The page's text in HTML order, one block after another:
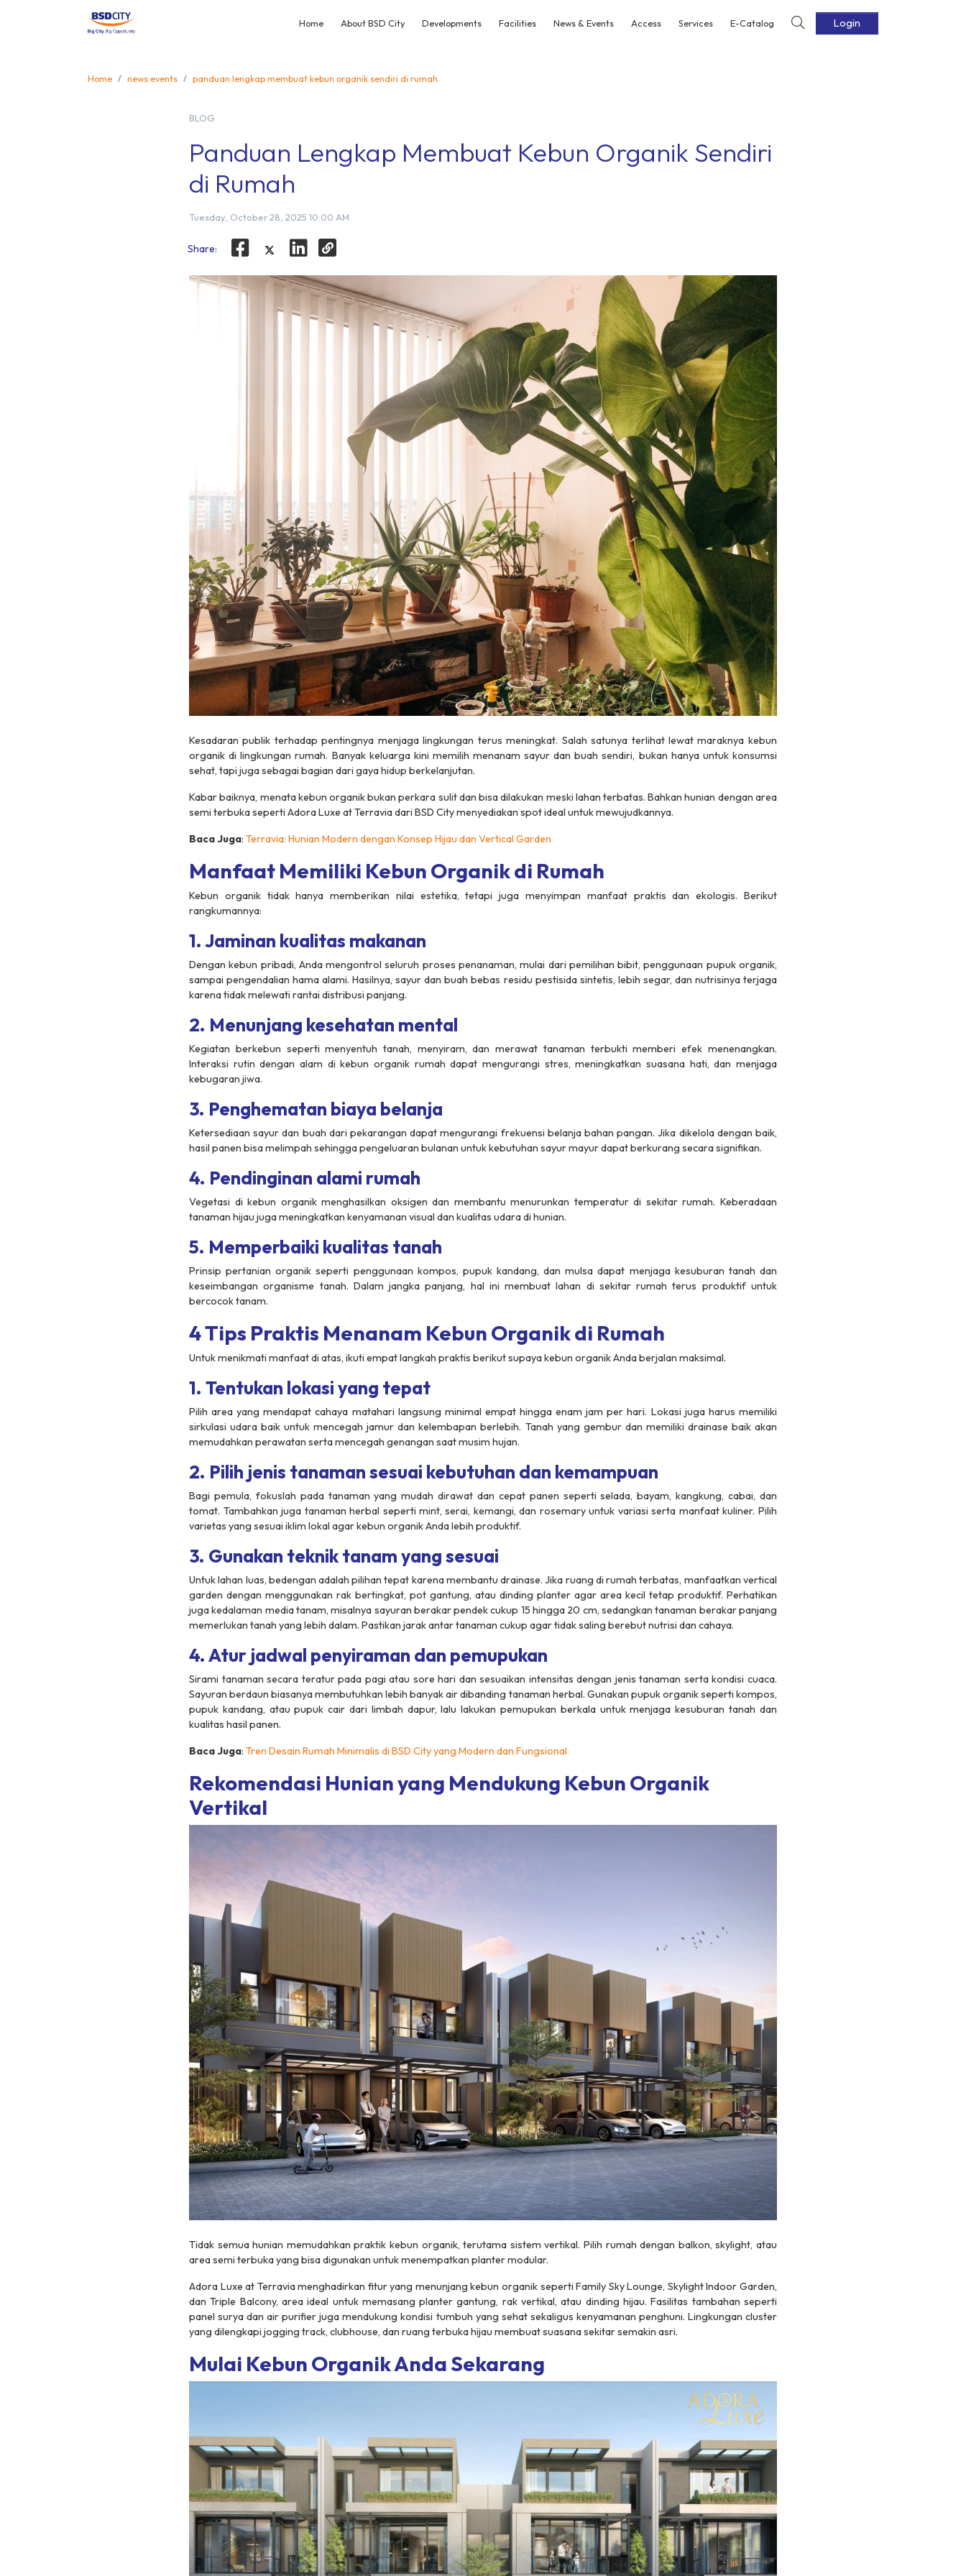
Home About BSD City Developments Facilities News & Events Access Services E-Catalog Login
Home news events panduan lengkap membuat kebun organik sendiri di rumah
BLOG
Panduan Lengkap Membuat Kebun Organik Sendiri
di Rumah
Tuesday, October 28, 2025 10:00 AM
Share:
Kesadaran publik terhadap pentingnya menjaga lingkungan terus meningkat. Salah satunya terlihat lewat maraknya kebun
organik di lingkungan rumah. Banyak keluarga kini memilih menanam sayur dan buah sendiri, bukan hanya untuk konsumsi
sehat, tapi juga sebagai bagian dari gaya hidup berkelanjutan.
Kabar baiknya, menata kebun organik bukan perkara sulit dan bisa dilakukan meski lahan terbatas. Bahkan hunian dengan area
semi terbuka sepertiAdora Luxe at Terraviadari BSD City menyediakan spot ideal untuk mewujudkannya.
Baca Juga:Terravia: Hunian Modern dengan Konsep Hijau dan Vertical Garden
Manfaat Memiliki Kebun Organik di Rumah
Kebun organik tidak hanya memberikan nilai estetika, tetapi juga menyimpan manfaat praktis dan ekologis. Berikut
rangkumannya:
1. Jaminan kualitas makanan
Dengan kebun pribadi, Anda mengontrol seluruh proses penanaman, mulai dari pemilihan bibit, penggunaan pupuk organik,
sampai pengendalian hama alami. Hasilnya, sayur dan buah bebas residu pestisida sintetis, lebih segar, dan nutrisinya terjaga
karena tidak melewati rantai distribusi panjang.
2. Menunjang kesehatan mental
Kegiatan berkebun seperti menyentuh tanah, menyiram, dan merawat tanaman terbukti memberi efek menenangkan.
Interaksi rutin dengan alam di kebun organik rumah dapat mengurangi stres, meningkatkan suasana hati, dan menjaga
kebugaran jiwa.
3. Penghematan biaya belanja
Ketersediaan sayur dan buah dari pekarangan dapat mengurangi frekuensi belanja bahan pangan. Jika dikelola dengan baik,
hasil panen bisa melimpah sehingga pengeluaran bulanan untuk kebutuhan sayur mayur dapat berkurang secara signifikan.
4. Pendinginan alami rumah
Vegetasi di kebun organik menghasilkan oksigen dan membantu menurunkan temperatur di sekitar rumah. Keberadaan
tanaman hijau juga meningkatkan kenyamanan visual dan kualitas udara di hunian.
5. Memperbaiki kualitas tanah
Prinsip pertanian organik seperti penggunaan kompos, pupuk kandang, dan mulsa dapat menjaga kesuburan tanah dan
keseimbangan organisme tanah. Dalam jangka panjang, hal ini membuat lahan di sekitar rumah terus produktif untuk
bercocok tanam.
4 Tips Praktis Menanam Kebun Organik di Rumah
Untuk menikmati manfaat di atas, ikuti empat langkah praktis berikut supaya kebun organik Anda berjalan maksimal.
1. Tentukan lokasi yang tepat
Pilih area yang mendapat cahaya matahari langsung minimal empat hingga enam jam per hari. Lokasi juga harus memiliki
sirkulasi udara baik untuk mencegah jamur dan kelembapan berlebih. Tanah yang gembur dan memiliki drainase baik akan
memudahkan perawatan serta mencegah genangan saat musim hujan.
2. Pilih jenis tanaman sesuai kebutuhan dan kemampuan
Bagi pemula, fokuslah pada tanaman yang mudah dirawat dan cepat panen seperti selada, bayam, kangkung, cabai, dan
tomat. Tambahkan juga tanaman herbal seperti mint, serai, kemangi, dan rosemary untuk variasi serta manfaat kuliner. Pilih
varietas yang sesuai iklim lokal agar kebun organik Anda lebih produktif.
3. Gunakan teknik tanam yang sesuai
Untuk lahan luas, bedengan adalah pilihan tepat karena membantu drainase. Jika ruang di rumah terbatas, manfaatkan vertical
garden dengan menggunakan rak bertingkat, pot gantung, atau dinding planter agar area kecil tetap produktif. Perhatikan
juga kedalaman media tanam, misalnya sayuran berakar pendek cukup 15 hingga 20 cm, sedangkan tanaman berakar panjang
memerlukan tanah yang lebih dalam. Pastikan jarak antar tanaman cukup agar tidak saling berebut nutrisi dan cahaya.
4. Atur jadwal penyiraman dan pemupukan
Sirami tanaman secara teratur pada pagi atau sore hari dan sesuaikan intensitas dengan jenis tanaman serta kondisi cuaca.
Sayuran berdaun biasanya membutuhkan lebih banyak air dibanding tanaman herbal. Gunakan pupuk organik seperti kompos,
pupuk kandang, atau pupuk cair dari limbah dapur, lalu lakukan pemupukan berkala untuk menjaga kesuburan tanah dan
kualitas hasil panen.
Baca Juga:Tren Desain Rumah Minimalis di BSD City yang Modern dan Fungsional
Rekomendasi Hunian yang Mendukung Kebun Organik
Vertikal
Tidak semua hunian memudahkan praktik kebun organik, terutama sistem vertikal. Pilih rumah dengan balkon, skylight, atau
area semi terbuka yang bisa digunakan untuk menempatkan planter modular.
Adora Luxe at Terraviamenghadirkan fitur yang menunjang kebun organik seperti Family Sky Lounge, Skylight Indoor Garden,
dan Triple Balcony, area ideal untuk memasang planter gantung, rak vertikal, atau dinding hijau. Fasilitas tambahan seperti
panel surya dan air purifier juga mendukung kondisi tumbuh yang sehat sekaligus kenyamanan penghuni. Lingkungan cluster
yang dilengkapi jogging track, clubhouse, dan ruang terbuka hijau membuat suasana sekitar semakin asri.
Mulai Kebun Organik Anda Sekarang